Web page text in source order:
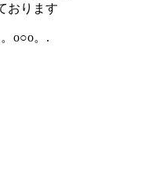
おります
o○o。.